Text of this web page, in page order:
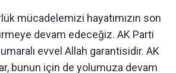
mücadelemizi hayatımızın son
devam edeceğiz. AK Parti
evvel Allah garantisidir. AK
bunun için de yolumuza devam